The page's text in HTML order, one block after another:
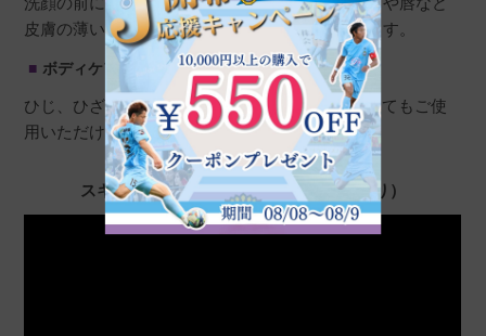
皮膚の薄い部分を避け、泡をのせて2〜3分おきます。
ボディケア
ひじ、ひざ、かかと、背中などボディソープとしてもご使
用いただけます。
スキンピールバーのご使用方法（音声あり）